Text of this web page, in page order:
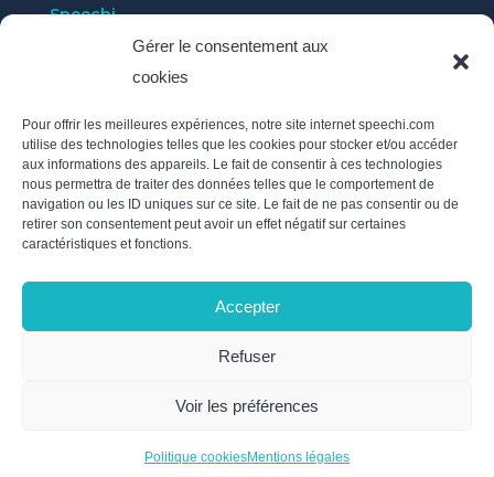
Gérer le consentement aux
cookies
Pour offrir les meilleures expériences, notre site internet speechi.com
utilise des technologies telles que les cookies pour stocker et/ou accéder
aux informations des appareils. Le fait de consentir à ces technologies
nous permettra de traiter des données telles que le comportement de
navigation ou les ID uniques sur ce site. Le fait de ne pas consentir ou de
retirer son consentement peut avoir un effet négatif sur certaines
caractéristiques et fonctions.
Accepter
Refuser
Voir les préférences
Politique cookiesMentions légales
Speechi
Qui sommes-nous ?
Témoignages
Recrutement
Politique des cookies
Mentions légales
Inscrivez-vous à notre newsletter et soyez au courant de